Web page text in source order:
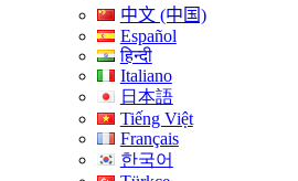
中文 (中国)
Español
हिन्दी
Italiano
日本語
Tiếng Việt
Français
한국어